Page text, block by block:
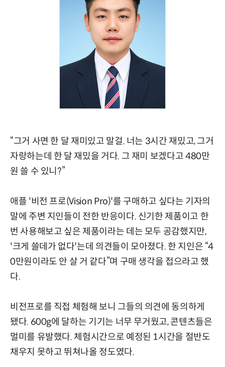
“그거 사면 한 달 재미있고 말걸. 너는 3시간 재밌고, 그거
자랑하는데 한 달 재밌을 거다. 그 재미 보겠다고 480만
원 쓸 수 있니?”
애플 '비전 프로(Vision Pro)'를 구매하고 싶다는 기자의
말에 주변 지인들이 전한 반응이다. 신기한 제품이고 한
번 사용해보고 싶은 제품이라는 데는 모두 공감했지만,
'크게 쓸데가 없다'는데 의견들이 모아졌다. 한 지인은 “4
0만원이라도 안 살 거 같다”며 구매 생각을 접으라고 했
다.
비전프로를 직접 체험해 보니 그들의 의견에 동의하게
됐다. 600g에 달하는 기기는 너무 무거웠고, 콘텐츠들은
멀미를 유발했다. 체험시간으로 예정된 1시간을 절반도
채우지 못하고 뛰쳐나올 정도였다.